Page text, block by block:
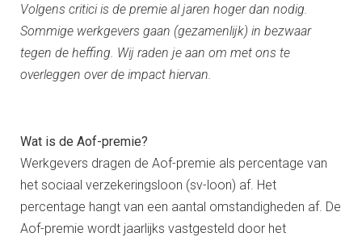
Volgens critici is de premie al jaren hoger dan nodig.
Sommige werkgevers gaan (gezamenlijk) in bezwaar
tegen de heffing. Wij raden je aan om met ons te
overleggen over de impact hiervan.
Wat is de Aof-premie?
Werkgevers dragen de Aof-premie als percentage van
het sociaal verzekeringsloon (sv-loon) af. Het
percentage hangt van een aantal omstandigheden af. De
Aof-premie wordt jaarlijks vastgesteld door het